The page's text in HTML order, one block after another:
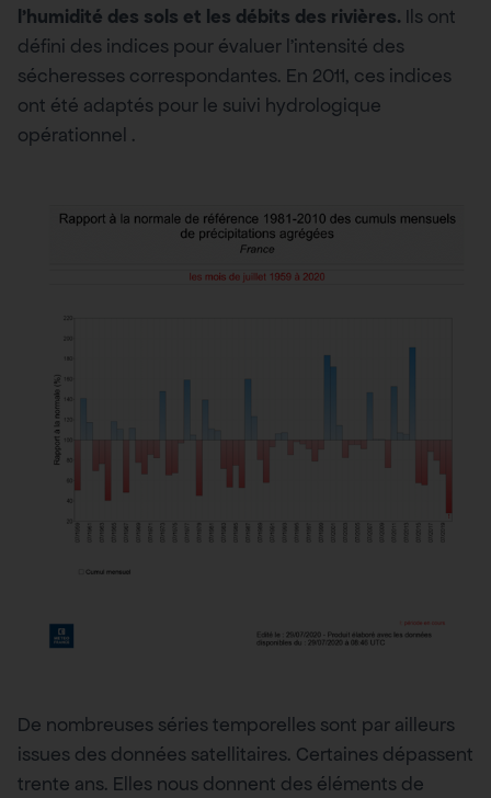
l’humidité des sols et les débits des rivières. Ils ont
défini des indices pour évaluer l’intensité des
sécheresses correspondantes. En 2011, ces indices
ont été adaptés pour le suivi hydrologique
opérationnel .
De nombreuses séries temporelles sont par ailleurs
issues des données satellitaires. Certaines dépassent
trente ans. Elles nous donnent des éléments de